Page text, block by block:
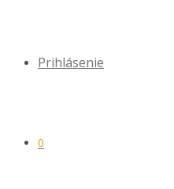
Prihlásenie
0